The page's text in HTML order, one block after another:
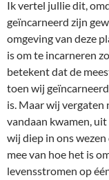
Ik vertel jullie dit,
geïncarneerd zijn
omgeving van deze
is om te incarneren
betekent dat de
toen wij
is. Maar wij vergaten
vandaan kwamen,
wij diep in ons
mee van hoe het is
levensstromen op